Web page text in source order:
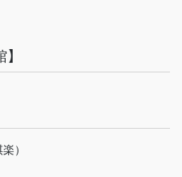
）